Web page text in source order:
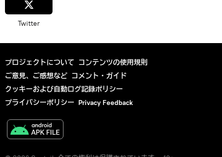
Twitter
プロジェクトについて コンテンツの使用規則
ご意見、ご感想など コメント・ガイド
クッキーおよび自動ログ記録ポリシー
プライバシーポリシー Privacy Feedback